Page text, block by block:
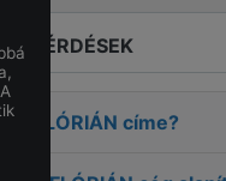
KÉRDÉSEK
FLÓRIÁN címe?